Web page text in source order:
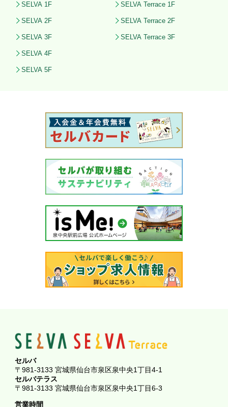
SELVA 1F
SELVA 2F
SELVA 3F
SELVA 4F
SELVA 5F
SELVA Terrace 1F
SELVA Terrace 2F
SELVA Terrace 3F
セルバ
〒981-3133 宮城県仙台市泉区泉中央1丁目4-1
セルバテラス
〒981-3133 宮城県仙台市泉区泉中央1丁目6-3
営業時間